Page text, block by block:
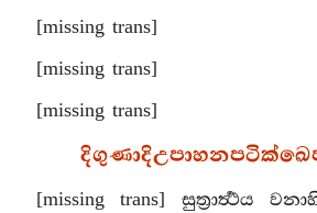
[missing trans]
[missing trans]
[missing trans]
[missing trans] සුත්‍රාර්‍ත්‍ථය